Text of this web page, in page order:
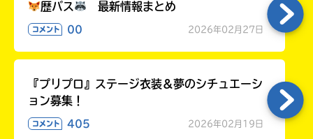
歴バス 最新情報まとめ
コメント 00 2026年02月27日
『プリプロ』ステージ衣装＆夢のシチュエーシ
ョン募集！
コメント 405 2026年02月19日